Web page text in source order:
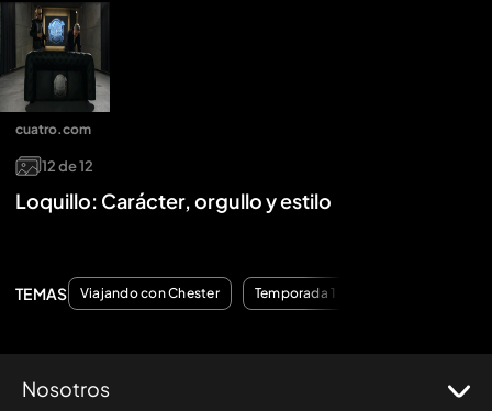
12de12
Loquillo: Carácter, orgullo y estilo
cuatro.com
TEMAS Viajando con Chester Temporada 1
Nosotros